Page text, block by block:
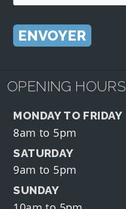
OPENING HOURS
MONDAY TO FRIDAY
8am to 5pm
SATURDAY
9am to 5pm
SUNDAY